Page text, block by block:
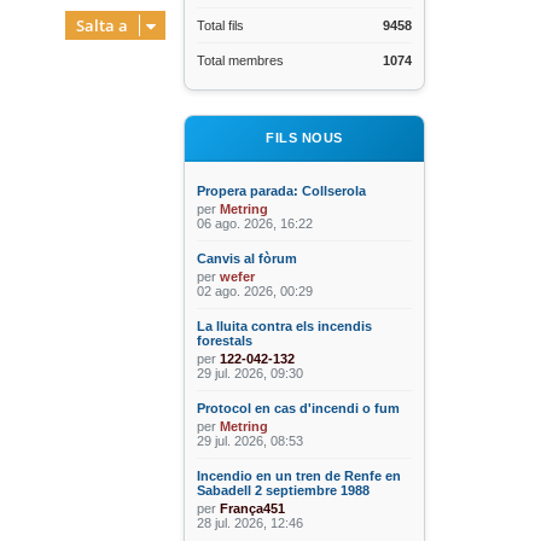
Salta a Total fils 9458
Total membres 1074
FILS NOUS
Propera parada: Collserola
per Metring
06 ago. 2026, 16:22
Canvis al fòrum
per wefer
02 ago. 2026, 00:29
La lluita contra els incendis
forestals
per 122-042-132
29 jul. 2026, 09:30
Protocol en cas d'incendi o fum
per Metring
29 jul. 2026, 08:53
Incendio en un tren de Renfe en
Sabadell 2 septiembre 1988
per França451
28 jul. 2026, 12:46